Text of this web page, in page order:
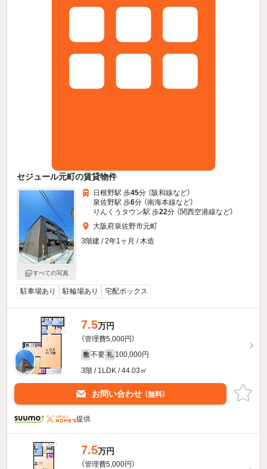
セジュール元町の賃貸物件
すべての写真
日根野駅 歩45分 （阪和線など）
泉佐野駅 歩6分 （南海本線など）
りんくうタウン駅 歩22分 （関西空港線など）
大阪府泉佐野市元町
3階建 / 2年1ヶ月 / 木造
駐車場あり 駐輪場あり 宅配ボックス
7.5万円
（管理費5,000円）
敷 不要 礼 100,000円
3階 / 1LDK / 44.03㎡
お問い合わせ （無料）
提供
7.5万円
（管理費5,000円）